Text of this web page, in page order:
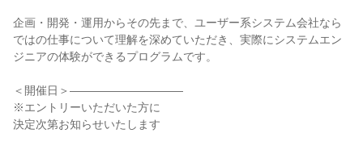
企画・開発・運用からその先まで、ユーザー系システム会社なら
ではの仕事について理解を深めていただき、実際にシステムエン
ジニアの体験ができるプログラムです。
＜開催日＞――――――――――
※エントリーいただいた方に
決定次第お知らせいたします